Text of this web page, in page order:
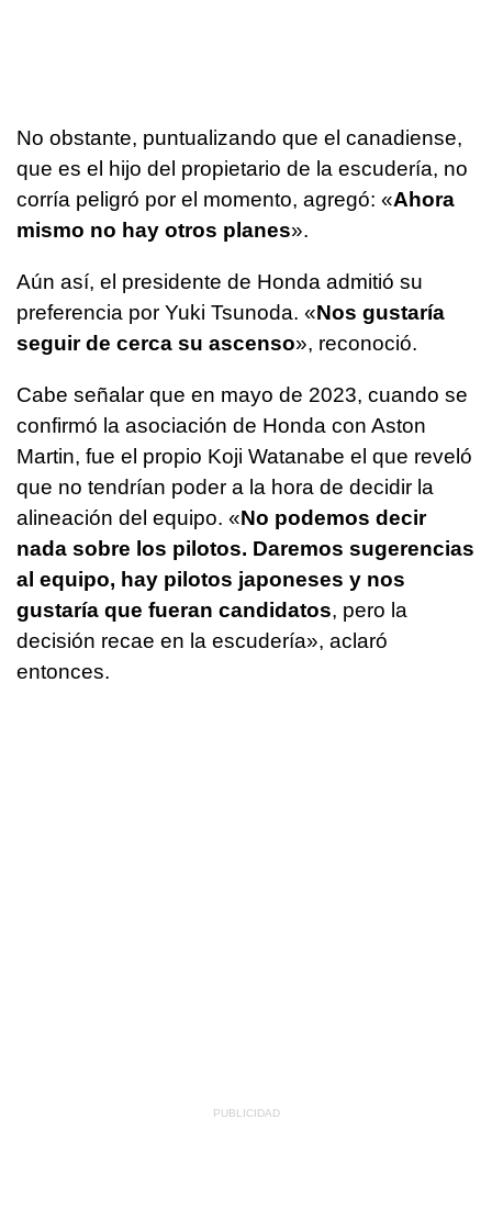
No obstante, puntualizando que el canadiense,
que es el hijo del propietario de la escudería, no
corría peligró por el momento, agregó: «Ahora
mismo no hay otros planes».
Aún así, el presidente de Honda admitió su
preferencia por Yuki Tsunoda. «Nos gustaría
seguir de cerca su ascenso», reconoció.
Cabe señalar que en mayo de 2023, cuando se
confirmó la asociación de Honda con Aston
Martin, fue el propio Koji Watanabe el que reveló
que no tendrían poder a la hora de decidir la
alineación del equipo. «No podemos decir
nada sobre los pilotos. Daremos sugerencias
al equipo, hay pilotos japoneses y nos
gustaría que fueran candidatos, pero la
decisión recae en la escudería», aclaró
entonces.